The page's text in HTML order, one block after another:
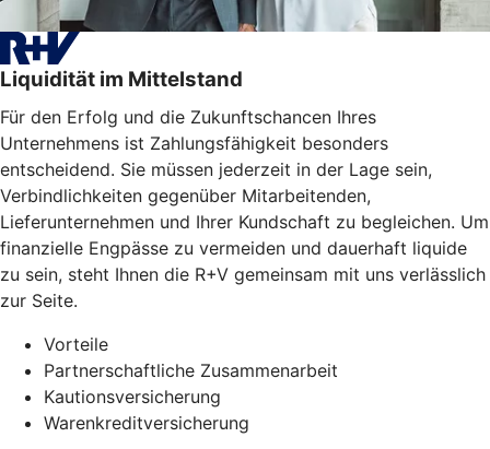
Liquidität im Mittelstand
Für den Erfolg und die Zukunftschancen Ihres
Unternehmens ist Zahlungsfähigkeit besonders
entscheidend. Sie müssen jederzeit in der Lage sein,
Verbindlichkeiten gegenüber Mitarbeitenden,
Lieferunternehmen und Ihrer Kundschaft zu begleichen. Um
finanzielle Engpässe zu vermeiden und dauerhaft liquide
zu sein, steht Ihnen die R+V gemeinsam mit uns verlässlich
zur Seite.
Vorteile
Partnerschaftliche Zusammenarbeit
Kautionsversicherung
Warenkreditversicherung